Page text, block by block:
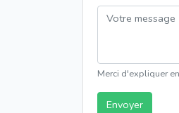
Merci d'expliquer
Envoyer